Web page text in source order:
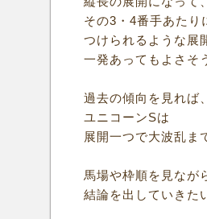
その3・4番手あたり
つけられるような展
一発あってもよさそ
過去の傾向を見れば、
ユニコーンSは
展開一つで大波乱ま
馬場や枠順を見なが
結論を出していきた